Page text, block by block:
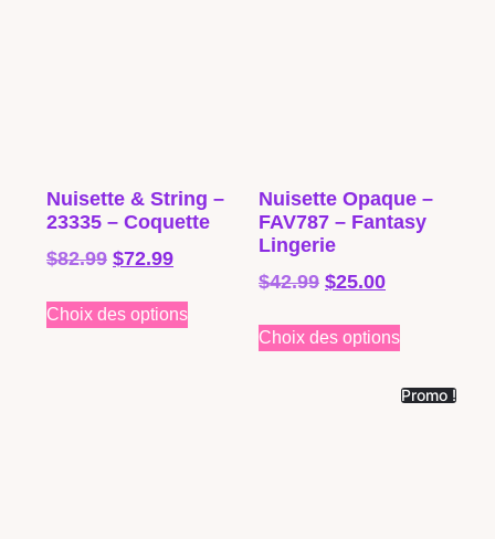
Nuisette & String –
23335 – Coquette
$82.99 $72.99
Choix des options
Nuisette Opaque –
FAV787 – Fantasy
Lingerie
$42.99 $25.00
Choix des options
Promo !